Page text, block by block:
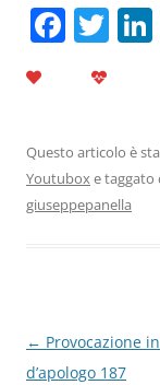
F
b
o
T
Questo articolo è
Youtuboxe taggato
giuseppepanella
Navigazione
articolo
← Provocazione
d’apologo 187